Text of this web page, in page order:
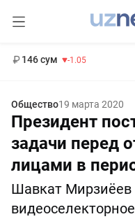
146 сум -1.05
Общество19 марта 2020
Президент
задачи перед
лицами в
Шавкат Мирзиёев